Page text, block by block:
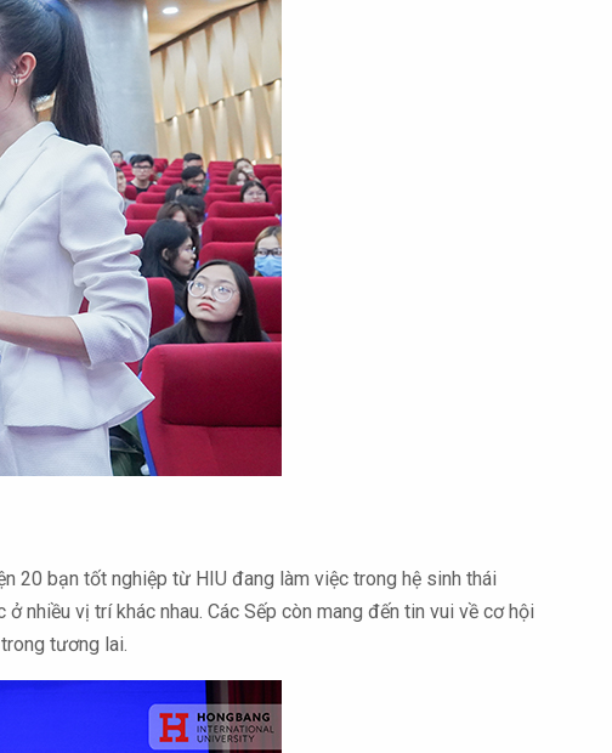
20 bạn tốt nghiệp từ HIU đang làm việc trong hệ sinh thái
nhiều vị trí khác nhau. Các Sếp còn mang đến tin vui về cơ hội
tương lai.